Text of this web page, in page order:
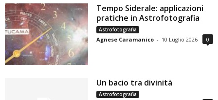
Tempo Siderale: applicazioni
pratiche in Astrofotografia
Astrofotografia
Agnese Caramanico - 10 Luglio 2026 0
Un bacio tra divinità
Astrofotografia